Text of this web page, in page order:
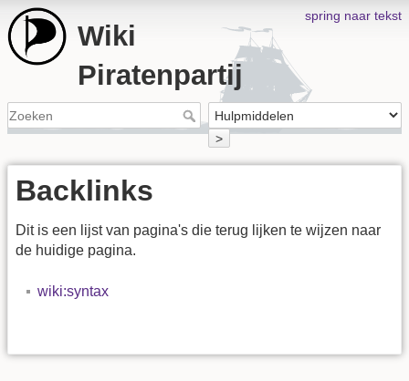
spring naar tekst
Wiki
Piratenpartij
>
Backlinks
Dit is een lijst van pagina's die terug lijken te wijzen naar
de huidige pagina.
wiki:syntax